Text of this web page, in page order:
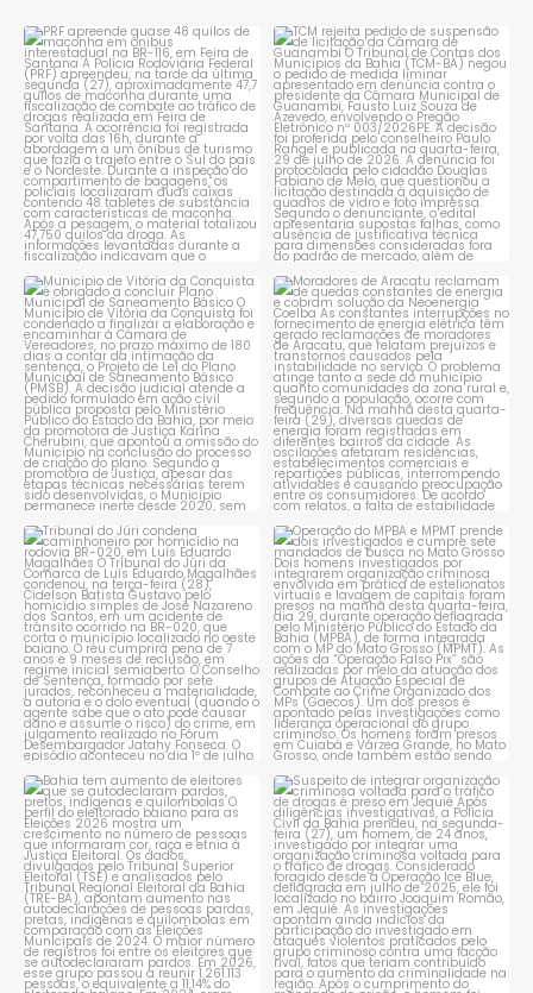
PRF apreende quase 48 quilos
de maconha em ônibus...
1 0
TCM rejeita pedido de
suspensão de licitação da...
1 0
Município de Vitória da
Conquista é obrigado a...
1 0
Moradores de Aracatu
reclamam de quedas
constantes ...
1 0
Tribunal do Júri condena
caminhoneiro por...
1 0
Operação do MPBA e MPMT
prende dois investigados e...
1 0
Bahia tem aumento de eleitores
que se autodeclaram...
1 0
Suspeito de integrar
organização criminosa
voltada...
1 0